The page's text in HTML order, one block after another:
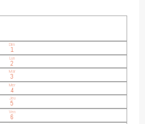
Dim
1
Lun
2
Mar
3
Mer
4
Jeu
5
Ven
6